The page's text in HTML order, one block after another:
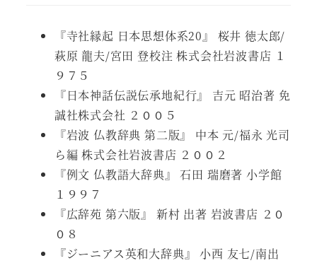
『寺社縁起 日本思想体系20』 桜井 徳太郎/
萩原 龍夫/宮田 登校注 株式会社岩波書店 １
９７５
『日本神話伝説伝承地紀行』 吉元 昭治著 免
誠社株式会社 ２００５
『岩波 仏教辞典 第二版』 中本 元/福永 光司
ら編 株式会社岩波書店 ２００２
『例文 仏教語大辞典』 石田 瑞磨著 小学館
１９９７
『広辞苑 第六版』 新村 出著 岩波書店 ２０
０８
『ジーニアス英和大辞典』 小西 友七/南出